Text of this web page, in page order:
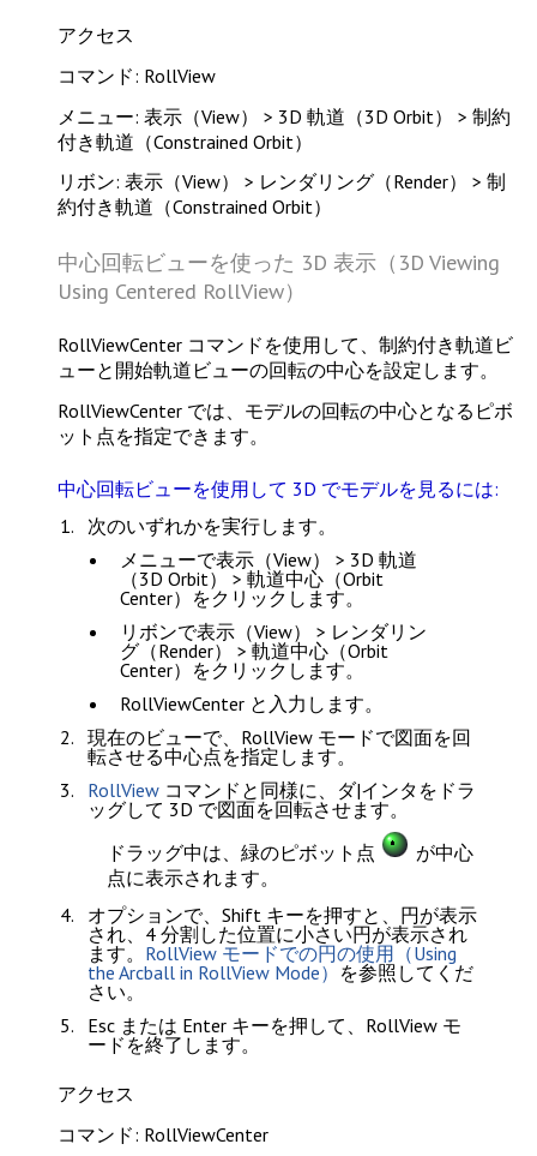
アクセス
コマンド: RollView
メニュー: 表示（View） > 3D 軌道（3D Orbit） > 制約
付き軌道（Constrained Orbit）
リボン: 表示（View） > レンダリング（Render） > 制
約付き軌道（Constrained Orbit）
中心回転ビューを使った 3D 表示（3D Viewing
Using Centered RollView）
RollViewCenter コマンドを使用して、制約付き軌道ビ
ューと開始軌道ビューの回転の中心を設定します。
RollViewCenter では、モデルの回転の中心となるピボ
ット点を指定できます。
中心回転ビューを使用して 3D でモデルを見るには:
次のいずれかを実行します。
メニューで表示（View） > 3D 軌道
（3D Orbit） > 軌道中心（Orbit
Center） をクリックします。
リボンで表示（View） > レンダリン
グ（Render） > 軌道中心（Orbit
Center） をクリックします。
RollViewCenter と入力します。
現在のビューで、RollView モードで図面を回
転させる中心点を指定します。
RollView コマンドと同様に、ダ|インタをドラ
ッグして 3D で図面を回転させます。
ドラッグ中は、緑のピボット点
が中心
点に表示されます。
オプションで、Shift キーを押すと、円が表示
され、4 分割した位置に小さい円が表示され
ます。 RollView モードでの円の使用（Using
the Arcball in RollView Mode） を参照してくだ
さい。
Esc または Enter キーを押して、RollView モ
ードを終了します。
アクセス
コマンド: RollViewCenter